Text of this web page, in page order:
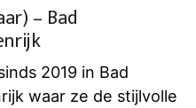
– Bad
2019 in Bad
waar ze de stijlvolle